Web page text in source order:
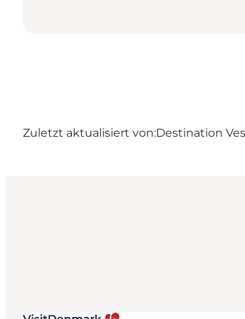
Zuletzt aktualisiert von:Destination